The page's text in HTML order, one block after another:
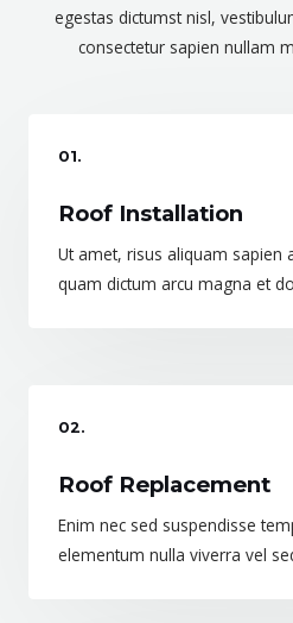
egestas dictumst nisl,
consectetur sapien nullam
01.
Roof Installation
Ut amet, risus aliquam sapien
quam dictum arcu magna et
02.
Roof Replacement
Enim nec sed suspendisse
elementum nulla viverra vel